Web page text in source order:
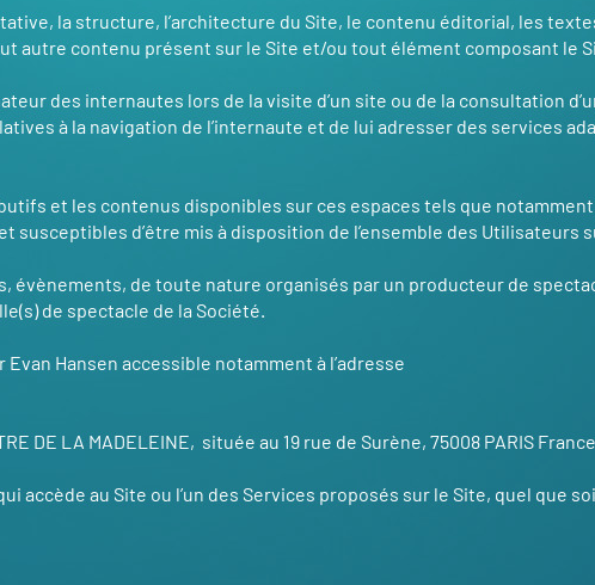
la structure, l’architecture du Site, le contenu éditorial, les
autre contenu présent sur le Site et/ou tout élément composant le
des internautes lors de la visite d’un site ou de la consultation
à la navigation de l’internaute et de lui adresser des services
et les contenus disponibles sur ces espaces tels que notamment
d’être mis à disposition de l’ensemble des Utilisateurs
évènements, de toute nature organisés par un producteur de
de spectacle de la Société.
Hansen accessible notamment à l’adresse
DE LA MADELEINE, située au 19 rue de Surène, 75008 PARIS France.
accède au Site ou l’un des Services proposés sur le Site, quel que